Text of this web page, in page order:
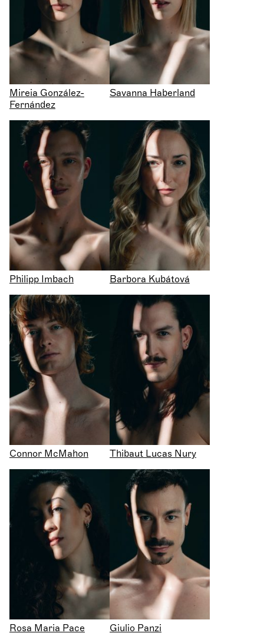
Mireia González-
Fernández
Savanna Haberland
Philipp Imbach Barbora Kubátová
Connor McMahon Thibaut Lucas Nury
Rosa Maria Pace Giulio Panzi